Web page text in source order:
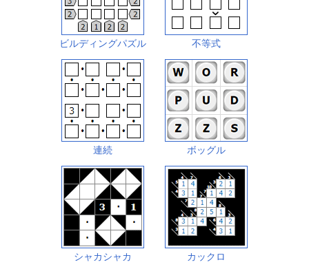
ビルディングパズル 不等式
連続 ボッグル
シャカシャカ カックロ